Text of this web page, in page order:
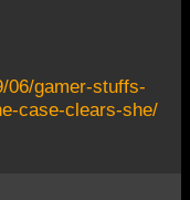
06/gamer-stuffs-
case-clears-she/